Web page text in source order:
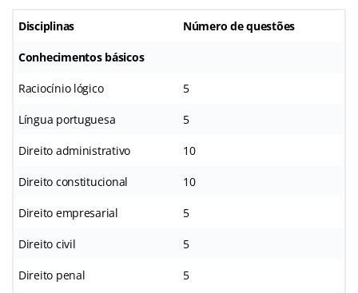
Disciplinas Número de questões
Conhecimentos básicos
Raciocínio lógico 5
Língua portuguesa 5
Direito administrativo 10
Direito constitucional 10
Direito empresarial 5
Direito civil 5
Direito penal 5